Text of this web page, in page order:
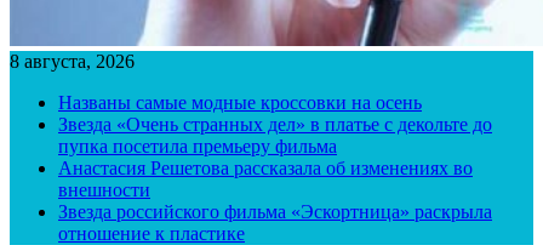
8 августа, 2026
Названы самые модные кроссовки на осень
Звезда «Очень странных дел» в платье с декольте до
пупка посетила премьеру фильма
Анастасия Решетова рассказала об изменениях во
внешности
Звезда российского фильма «Эскортница» раскрыла
отношение к пластике